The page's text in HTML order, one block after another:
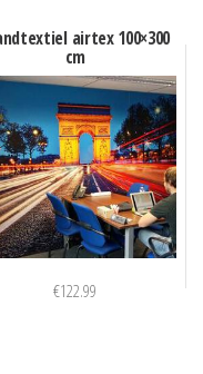
airtex 100×300
cm
€122.99